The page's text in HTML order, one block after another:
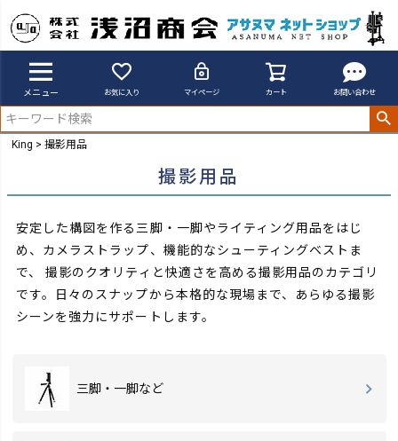
メニュー お気に入り マイページ カート お問い合わせ
King 撮影用品
撮影用品
安定した構図を作る三脚・一脚やライティング用品をはじ
め、カメラストラップ、機能的なシューティングベストま
で、
撮影のクオリティと快適さを高める撮影用品のカテゴリ
です。日々のスナップから本格的な現場まで、あらゆる撮影
シーンを強力にサポートします。
三脚・一脚など